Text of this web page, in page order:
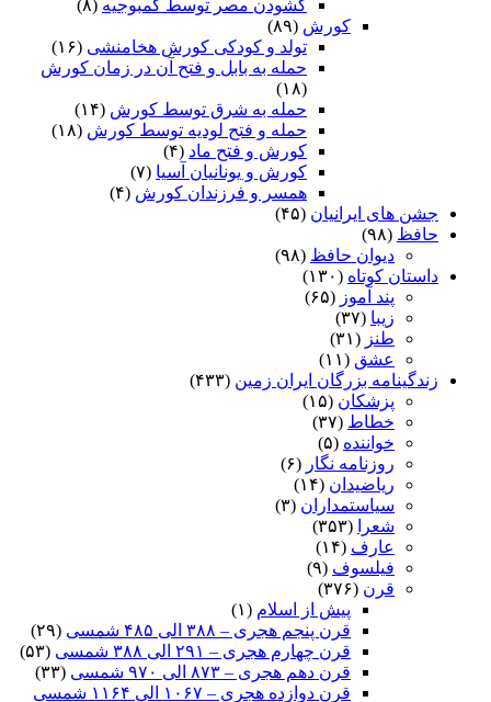
گشودن مصر توسط کمبوجیه (۸)
کورش (۸۹)
تولد و کودکی کورش هخامنشی (۱۶)
حمله به بابل و فتح آن در زمان کورش
(۱۸)
حمله به شرق توسط کورش (۱۴)
حمله و فتح لودیه توسط کورش (۱۸)
کورش و فتح ماد (۴)
کورش و یونانیان آسیا (۷)
همسر و فرزندان کورش (۴)
جشن های ایرانیان (۴۵)
حافظ (۹۸)
دیوان حافظ (۹۸)
داستان کوتاه (۱۳۰)
پند آموز (۶۵)
زیبا (۳۷)
طنز (۳۱)
عشق (۱۱)
زندگینامه بزرگان ایران زمین (۴۳۳)
پزشکان (۱۵)
خطاط (۳۷)
خواننده (۵)
روزنامه نگار (۶)
ریاضیدان (۱۴)
سیاستمداران (۳)
شعرا
(۳۵۳)
عارف (۱۴)
فیلسوف (۹)
قرن (۳۷۶)
پیش از اسلام (۱)
قرن پنجم هجری – ۳۸۸ الی ۴۸۵ شمسی
(۲۹)
قرن چهارم هجری – ۲۹۱ الی ۳۸۸ شمسی
(۵۳)
قرن دهم هجری – ۸۷۳ الی ۹۷۰ شمسی
(۳۳)
قرن دوازده هجری – ۱۰۶۷ الی ۱۱۶۴ شمسی